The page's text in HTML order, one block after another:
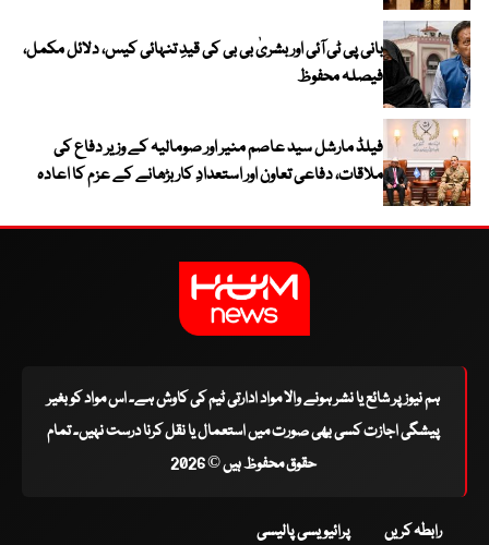
بانی پی ٹی آئی اور بشریٰ بی بی کی قیدِ تنہائی کیس، دلائل مکمل،
فیصلہ محفوظ
فیلڈ مارشل سید عاصم منیر اور صومالیہ کے وزیر دفاع کی
ملاقات، دفاعی تعاون اور استعدادِ کار بڑھانے کے عزم کا اعادہ
ہم نیوز پر شائع یا نشر ہونے والا مواد ادارتی ٹیم کی کاوش ہے۔ اس مواد کو بغیر
پیشگی اجازت کسی بھی صورت میں استعمال یا نقل کرنا درست نہیں۔ تمام
حقوق محفوظ ہیں © 2026
رابطہ کریں پرائیویسی پالیسی